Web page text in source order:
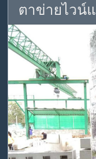
ตาข่ายไวน์